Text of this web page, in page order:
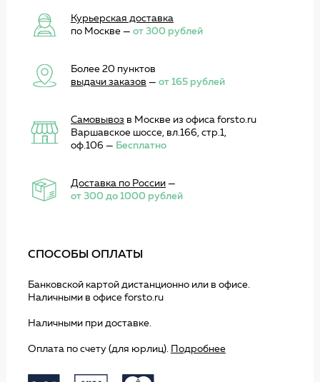
Курьерская доставка
по Москве — от 300 рублей
Более 20 пунктов
выдачи заказов — от 165 рублей
Самовывоз в Москве из офиса forsto.ru
Варшавское шоссе, вл.166, стр.1,
оф.106 — Бесплатно
Доставка по России—
от 300 до 1000 рублей
СПОСОБЫ ОПЛАТЫ
Банковской картой дистанционно или в офисе.
Наличными в офисе forsto.ru
Наличными при доставке.
Оплата по счету (для юрлиц). Подробнее